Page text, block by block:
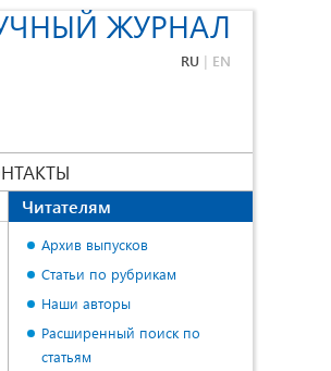
ЖУРНАЛ
RU | EN
Читателям
Архив выпусков
Статьи по рубрикам
Наши авторы
Расширенный поиск по
статьям